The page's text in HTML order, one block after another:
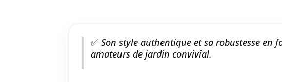
✅ Son style authentique et sa robustesse en
amateurs de jardin convivial.